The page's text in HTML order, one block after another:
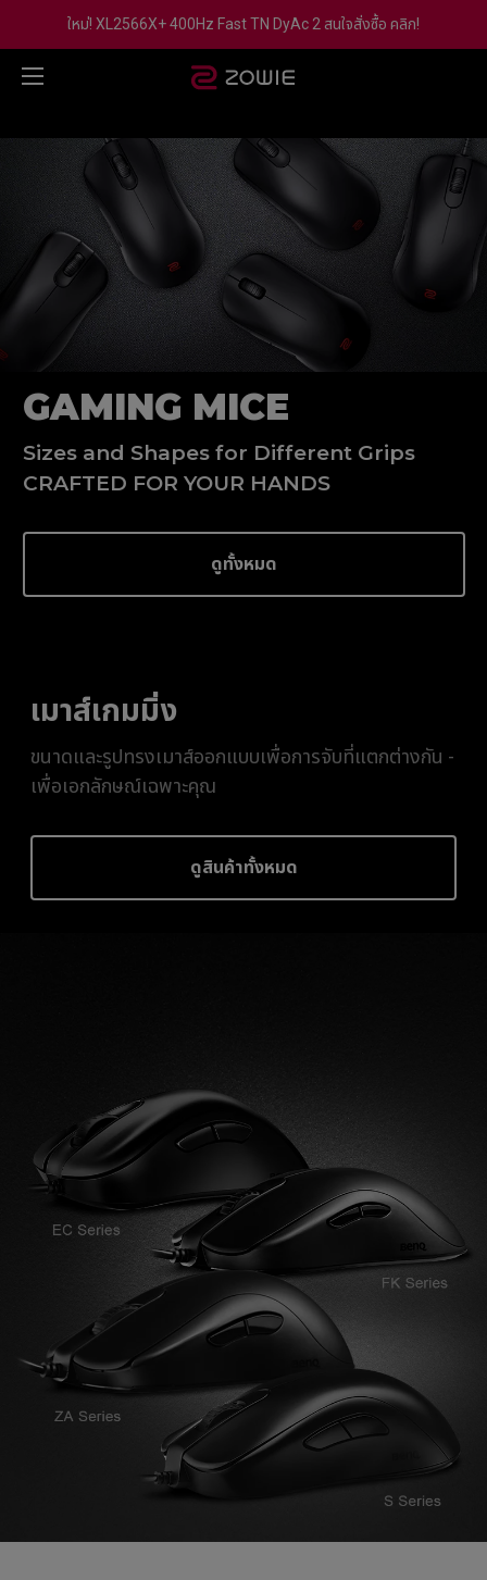
ใหม่! XL2566X+ 400Hz Fast TN DyAc 2 สนใจสั่งซื้อ คลิก!
GAMING MICE
Sizes and Shapes for Different Grips
CRAFTED FOR YOUR HANDS
ดูทั้งหมด
เมาส์เกมมิ่ง
ขนาดและรูปทรงเมาส์ออกแบบเพื่อการจับที่แตกต่างกัน -
เพื่อเอกลักษณ์เฉพาะคุณ
ดูสินค้าทั้งหมด